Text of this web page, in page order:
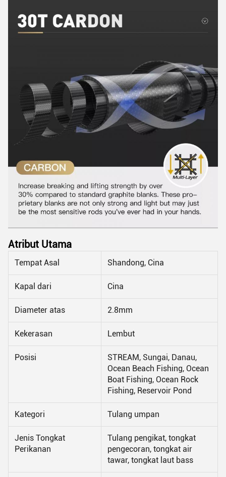
Atribut Utama
Tempat Asal Shandong, Cina
Kapal dari Cina
Diameter atas 2.8mm
Kekerasan Lembut
Posisi
STREAM, Sungai, Danau,
Ocean Beach Fishing, Ocean
Boat Fishing, Ocean Rock
Fishing, Reservoir Pond
Kategori Tulang umpan
Jenis Tongkat
Perikanan
Tulang pengikat, tongkat
pengecoran, tongkat air
tawar, tongkat laut bass